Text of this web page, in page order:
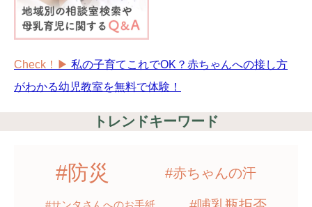
Check！▶︎ 私の子育てこれでOK？赤ちゃんへの接し方
がわかる幼児教室を無料で体験！
トレンドキーワード
#防災 #赤ちゃんの汗